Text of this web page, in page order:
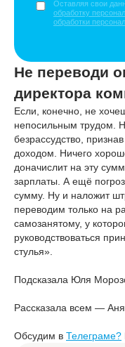
Оставляя свои
обработку
обработки
Не переводи
директора
Если, конечно, не
непосильным трудом.
безрассудство,
доходом. Ничего
доначислит на эту
зарплаты. А ещё
сумму. Ну и наложит
переводим только на
самозанятому, у
руководствоваться
стулья».
Подсказала Юля
Рассказала всем —
Обсудим в Телеграме?